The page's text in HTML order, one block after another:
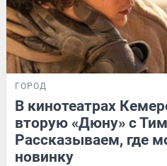
ГОРОД
В кинотеатрах
вторую «Дюну» с
Рассказываем, где
новинку